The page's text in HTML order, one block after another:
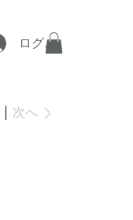
ログイン
次へ